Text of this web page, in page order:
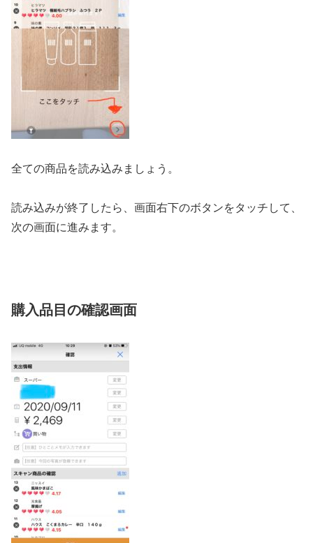
全ての商品を読み込みましょう。
読み込みが終了したら、画面右下のボタンをタッチして、
次の画面に進みます。
購入品目の確認画面